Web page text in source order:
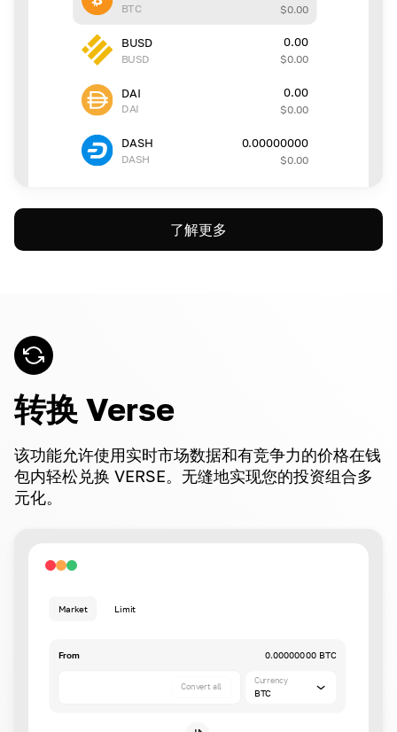
BTC $0.00
BUSD
BUSD
0.00
$0.00
DAI
DAI
0.00
$0.00
DASH
DASH
0.00000000
$0.00
了解更多
转换 Verse
该功能允许使用实时市场数据和有竞争力的价格在钱
包内轻松兑换 VERSE。无缝地实现您的投资组合多
元化。
Market Limit
From 0.00000000 BTC
Convert all
Currency
BTC